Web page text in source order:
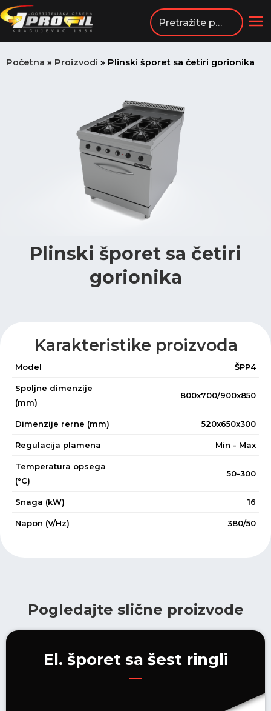
Пређи
на
садржај
Početna » Proizvodi » Plinski šporet sa četiri gorionika
Plinski šporet sa četiri
gorionika
Karakteristike proizvoda
Model ŠPP4
Spoljne dimenzije
(mm)
800x700/900x850
Dimenzije rerne (mm) 520x650x300
Regulacija plamena Min - Max
Temperatura opsega
(°C)
50-300
Snaga (kW) 16
Napon (V/Hz) 380/50
Pogledajte slične proizvode
El. šporet sa šest ringli